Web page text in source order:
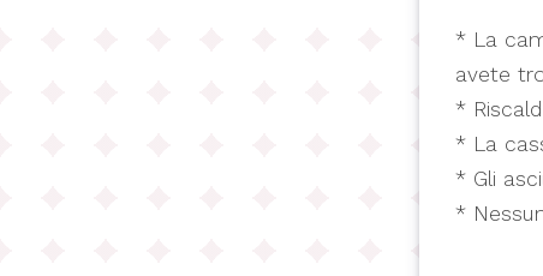
* La
avete
*
* La
* Gli
*